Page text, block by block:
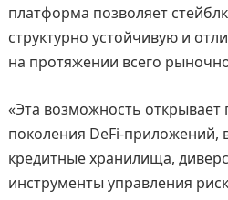
платформа позволяет
структурно устойчивую и
на протяжении всего
«Эта возможность открывает
поколения DeFi-приложений,
кредитные хранилища,
инструменты управления